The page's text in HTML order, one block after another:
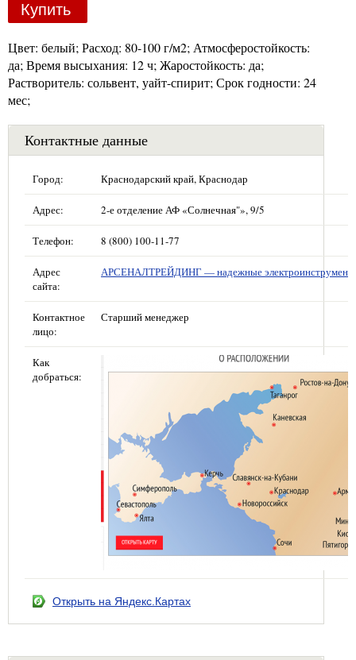
Купить
Цвет: белый; Расход: 80-100 г/м2; Атмосферостойкость:
да; Время высыхания: 12 ч; Жаростойкость: да;
Растворитель: сольвент, уайт-спирит; Срок годности: 24
мес;
Контактные данные
Город: Краснодарский край, Краснодар
Адрес: 2-е отделение АФ «Солнечная"», 9/5
Телефон: 8 (800) 100-11-77
Адрес
сайта:
АРСЕНАЛТРЕЙДИНГ — надежные
Контактное
лицо:
Старший менеджер
Как
добраться:
Открыть на Яндекс.Картах